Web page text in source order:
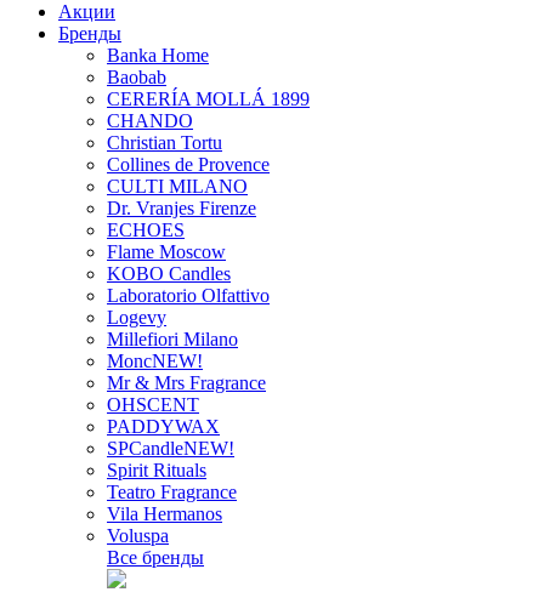
Акции
Бренды
Banka Home
Baobab
CERERÍA MOLLÁ 1899
CHANDO
Christian Tortu
Collines de Provence
CULTI MILANO
Dr. Vranjes Firenze
ECHOES
Flame Moscow
KOBO Candles
Laboratorio Olfattivo
Logevy
Millefiori Milano
MoncNEW!
Mr & Mrs Fragrance
OHSCENT
PADDYWAX
SPCandleNEW!
Spirit Rituals
Teatro Fragrance
Vila Hermanos
Voluspa
Все бренды